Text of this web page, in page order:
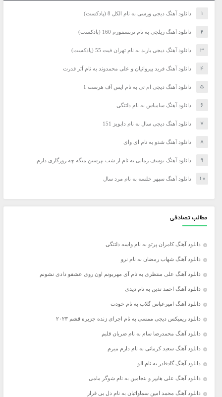
دانلود آهنگ دیجی ورسی به نام الکل 8 (پادکست)
دانلود آهنگ ریلجی به نام ترنسفورم 160 (پادکست)
دانلود آهنگ دیجی باربد به نام تهران فیت 55 (پادکست)
دانلود آهنگ فرید پیروانیان و علی محمدوند به نام اَبَر قدرت
دانلود آهنگ دیجی ام تی به نام ایس آف هرست 1
دانلود آهنگ سامیاس به نام دلتنگی
دانلود آهنگ دیجی سال به نام دابویز 151
دانلود آهنگ شدو به نام ای وای
دانلود آهنگ یوسف زمانی به نام از شب بپرسین میگه چه روزگاری دارم
دانلود آهنگ سپهر خلسه به نام مرد سال
مطالب تصادفی
دانلود آهنگ کامران پرتو به نام واسه دلتنگی
دانلود آهنگ شهاب رمضان به نام نرو
دانلود آهنگ علی منتظری به نام آی مهربونم اون روی عشقو دادی نشونم
دانلود آهنگ احمد تدین به نام دیدی
دانلود آهنگ امیرعباس گلاب به نام خودت
دانلود ریمیکس دیجی ممسی به نام اجرای زنده جزیره قشم ۲۰۲۳
دانلود آهنگ محمدرضا سام به نام ضربان قلبم
دانلود آهنگ سعید کرمانی به نام دارم میرم
دانلود آهنگ گادفادر به نام الو
دانلود آهنگ علی هایپر و بنجامین به نام شوگر مامی
دانلود آهنگ محمد امین سماواتیان به نام دل بی قرار